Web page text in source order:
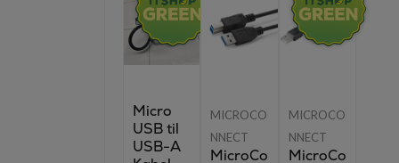
Micro
USB til
USB-A
MICROCO
NNECT
MicroCo
MICROCO
NNECT
MicroCo